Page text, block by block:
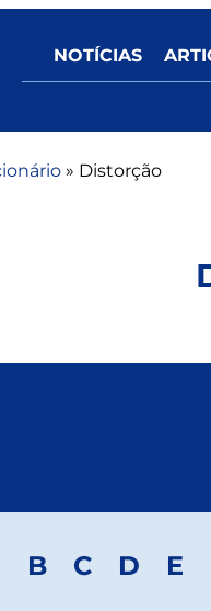
NOTÍCIAS
» Distorção
B C D E